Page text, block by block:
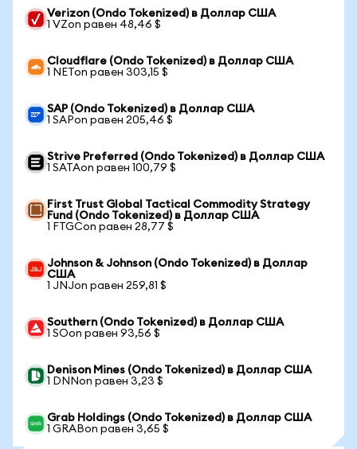
Verizon (Ondo Tokenized) в Доллар США
1 VZon равен 48,46 $
Cloudflare (Ondo Tokenized) в Доллар США
1 NETon равен 303,15 $
SAP (Ondo Tokenized) в Доллар США
1 SAPon равен 205,46 $
Strive Preferred (Ondo Tokenized) в Доллар США
1 SATAon равен 100,79 $
First Trust Global Tactical Commodity Strategy
Fund (Ondo Tokenized) в Доллар США
1 FTGCon равен 28,77 $
Johnson & Johnson (Ondo Tokenized) в Доллар
США
1 JNJon равен 259,81 $
Southern (Ondo Tokenized) в Доллар США
1 SOon равен 93,56 $
Denison Mines (Ondo Tokenized) в Доллар США
1 DNNon равен 3,23 $
Grab Holdings (Ondo Tokenized) в Доллар США
1 GRABon равен 3,65 $